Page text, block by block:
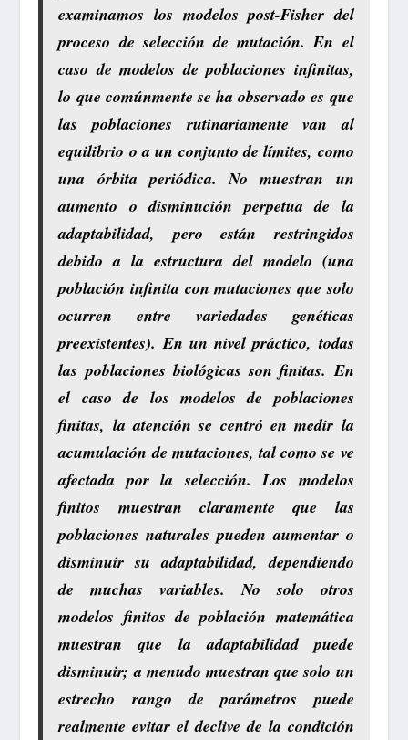
examinamos los modelos post-Fisher del
proceso de selección de mutación. En el
caso de modelos de poblaciones infinitas,
lo que comúnmente se ha observado es que
las poblaciones rutinariamente van al
equilibrio o a un conjunto de límites, como
una órbita periódica. No muestran un
aumento o disminución perpetua de la
adaptabilidad, pero están restringidos
debido a la estructura del modelo (una
población infinita con mutaciones que solo
ocurren entre variedades genéticas
preexistentes). En un nivel práctico, todas
las poblaciones biológicas son finitas. En
el caso de los modelos de poblaciones
finitas, la atención se centró en medir la
acumulación de mutaciones, tal como se ve
afectada por la selección. Los modelos
finitos muestran claramente que las
poblaciones naturales pueden aumentar o
disminuir su adaptabilidad, dependiendo
de muchas variables. No solo otros
modelos finitos de población matemática
muestran que la adaptabilidad puede
disminuir; a menudo muestran que solo un
estrecho rango de parámetros puede
realmente evitar el declive de la condición